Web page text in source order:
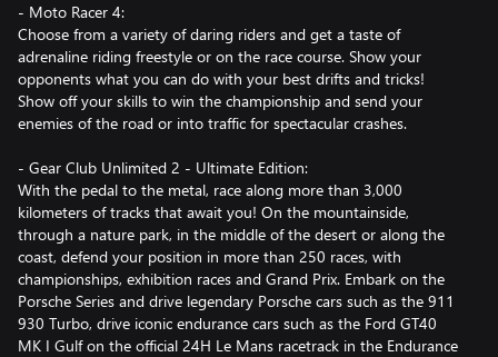
- Moto Racer 4:
Choose from a variety of daring riders and get a taste of
adrenaline riding freestyle or on the race course. Show your
opponents what you can do with your best drifts and tricks!
Show off your skills to win the championship and send your
enemies of the road or into traffic for spectacular crashes.
- Gear Club Unlimited 2 - Ultimate Edition:
With the pedal to the metal, race along more than 3,000
kilometers of tracks that await you! On the mountainside,
through a nature park, in the middle of the desert or along the
coast, defend your position in more than 250 races, with
championships, exhibition races and Grand Prix. Embark on the
Porsche Series and drive legendary Porsche cars such as the 911
930 Turbo, drive iconic endurance cars such as the Ford GT40
MK I Gulf on the official 24H Le Mans racetrack in the Endurance